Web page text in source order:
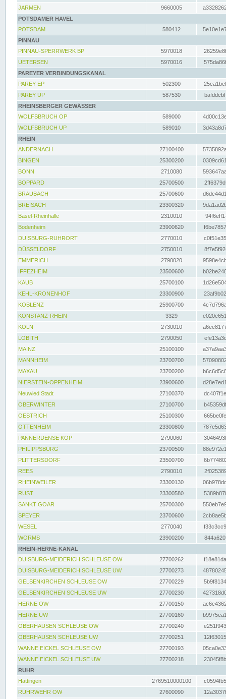
JARMEN
9660005
POTSDAMER HAVEL
POTSDAM
580412
PINNAU
PINNAU-SPERRWERK BP
5970018
UETERSEN
5970016
PAREYER VERBINDUNGSKANAL
PAREY EP
502300
PAREY UP
587530
RHEINSBERGER GEWÄSSER
WOLFSBRUCH OP
589000
WOLFSBRUCH UP
589010
RHEIN
ANDERNACH
27100400
BINGEN
25300200
BONN
2710080
BOPPARD
25700500
BRAUBACH
25700600
BREISACH
23300320
Basel-Rheinhalle
2310010
Bodenheim
23900620
DUISBURG-RUHRORT
2770010
DÜSSELDORF
2750010
EMMERICH
2790020
IFFEZHEIM
23500600
KAUB
25700100
KEHL-KRONENHOF
23300900
KOBLENZ
25900700
KONSTANZ-RHEIN
3329
KÖLN
2730010
LOBITH
2790050
MAINZ
25100100
MANNHEIM
23700700
MAXAU
23700200
NIERSTEIN-OPPENHEIM
23900600
Neuwied Stadt
27100370
OBERWINTER
27100700
OESTRICH
25100300
OTTENHEIM
23300800
PANNERDENSE KOP
2790060
PHILIPPSBURG
23700500
PLITTERSDORF
23500700
REES
2790010
RHEINWEILER
23300130
RUST
23300580
SANKT GOAR
25700300
SPEYER
23700600
WESEL
2770040
WORMS
23900200
RHEIN-HERNE-KANAL
DUISBURG-MEIDERICH SCHLEUSE OW
27700262
DUISBURG-MEIDERICH SCHLEUSE UW
27700273
GELSENKIRCHEN SCHLEUSE OW
27700229
GELSENKIRCHEN SCHLEUSE UW
27700230
HERNE OW
27700150
HERNE UW
27700160
OBERHAUSEN SCHLEUSE OW
27700240
OBERHAUSEN SCHLEUSE UW
27700251
WANNE EICKEL SCHLEUSE OW
27700193
WANNE EICKEL SCHLEUSE UW
27700218
RUHR
Hattingen
2769510000100
RUHRWEHR OW
27600090